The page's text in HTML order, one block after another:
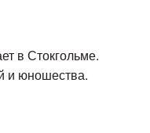
в Стокгольме.
и юношества.